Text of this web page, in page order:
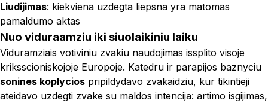
Liudijimas: kiekviena uzdegta liepsna yra matomas
pamaldumo aktas
Nuo viduraamziu iki siuolaikiniu laiku
Viduramziais votiviniu zvakiu naudojimas issplito visoje
kriksscioniskojoje Europoje. Katedru ir parapijos baznyciu
sonines koplycios pripildydavo zvakaidziu, kur tikintieji
ateidavo uzdegti zvake su maldos intencija: artimo isgijimas,